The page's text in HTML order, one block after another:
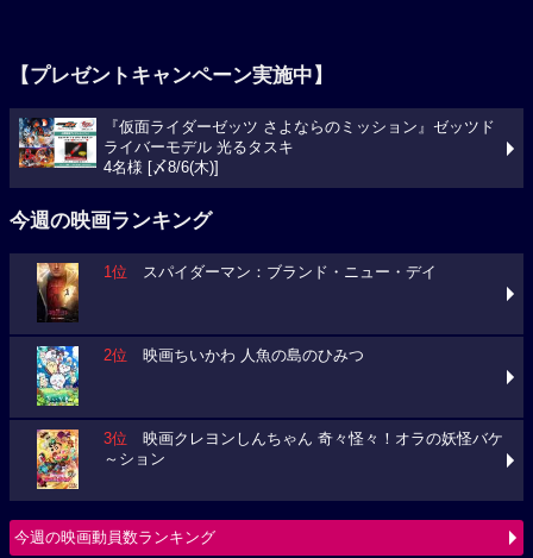
【プレゼントキャンペーン実施中】
『仮面ライダーゼッツ さよならのミッション』ゼッツド
ライバーモデル 光るタスキ
4名様 [〆8/6(木)]
今週の映画ランキング
1位 スパイダーマン：ブランド・ニュー・デイ
2位 映画ちいかわ 人魚の島のひみつ
3位 映画クレヨンしんちゃん 奇々怪々！オラの妖怪バケ
～ション
今週の映画動員数ランキング